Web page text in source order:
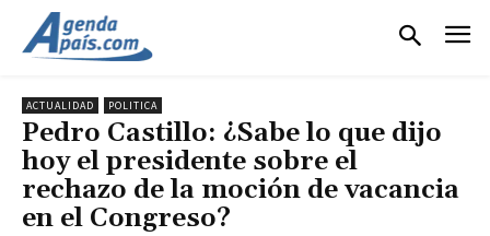
ACTUALIDAD POLITICA
Pedro Castillo: ¿Sabe lo que dijo
hoy el presidente sobre el
rechazo de la moción de vacancia
en el Congreso?